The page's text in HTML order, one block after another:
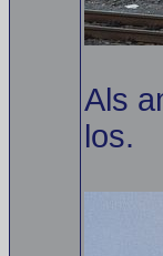
Als
los.